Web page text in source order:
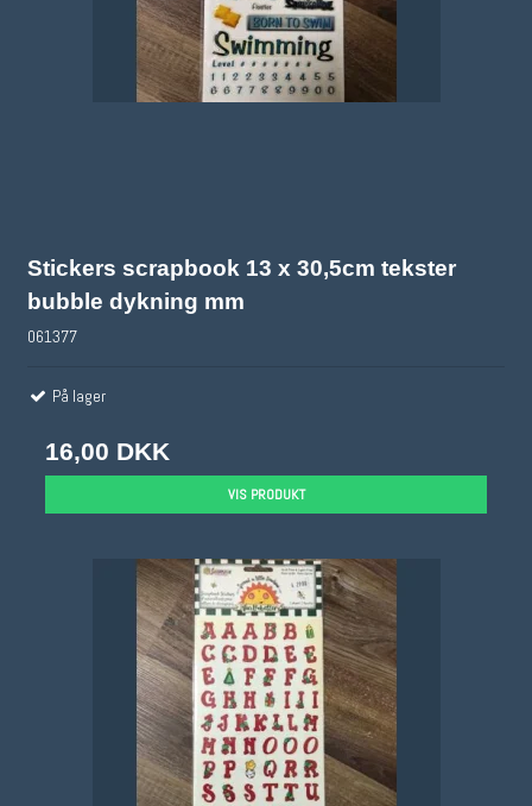
Stickers scrapbook 13 x 30,5cm tekster
bubble dykning mm
061377
På lager
16,00 DKK
VIS PRODUKT